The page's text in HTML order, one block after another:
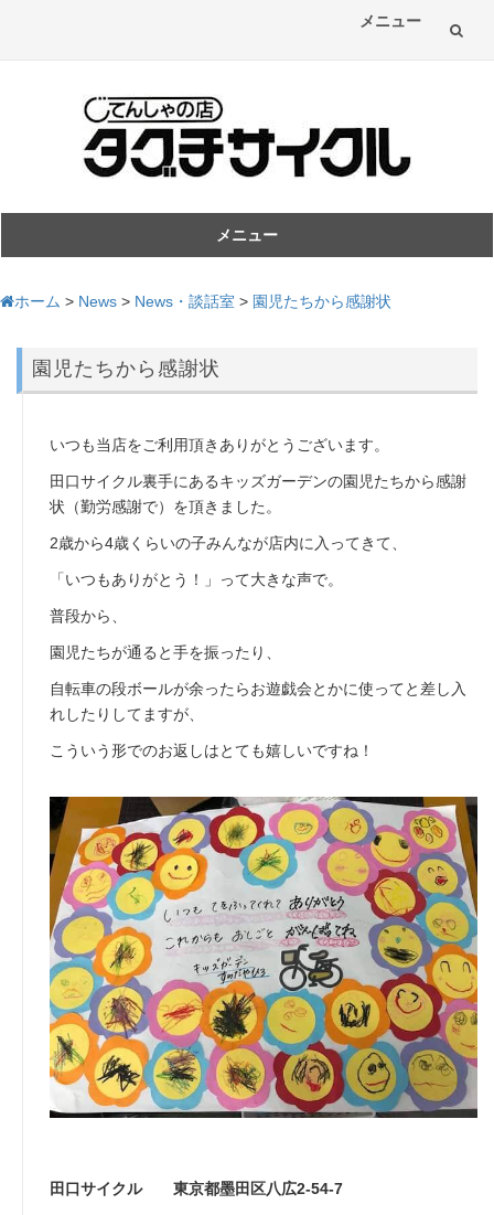
メニュー
ス
ッ
メニュー
ンホーム > News > News・談話室 > 園児たちから感謝状
園児たちから感謝状
いつも当店をご利用頂きありがとうございます。
田口サイクル裏手にあるキッズガーデンの園児たちから感謝
状（勤労感謝で）を頂きました。
2歳から4歳くらいの子みんなが店内に入ってきて、
「いつもありがとう！」って大きな声で。
普段から、
園児たちが通ると手を振ったり、
自転車の段ボールが余ったらお遊戯会とかに使ってと差し入
れしたりしてますが、
こういう形でのお返しはとても嬉しいですね！
田口サイクル 東京都墨田区八広2-54-7